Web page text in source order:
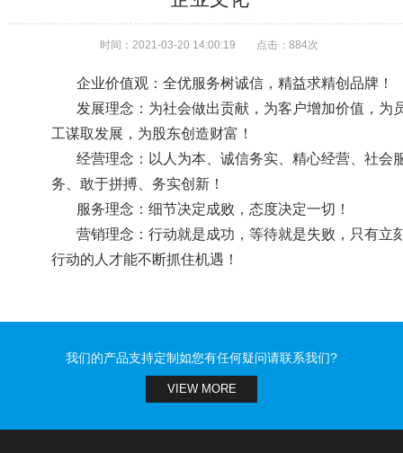
时间：2021-03-20 14:00:19 点击：884次
企业价值观：全优服务树诚信，精益求精创品牌！
发展理念：为社会做出贡献，为客户增加价值，为
工谋取发展，为股东创造财富！
经营理念：以人为本、诚信务实、精心经营、社会
务、敢于拼搏、务实创新！
服务理念：细节决定成败，态度决定一切！
营销理念：行动就是成功，等待就是失败，只有立
行动的人才能不断抓住机遇！
我们的产品支持定制如您有任何疑问请联系我们?
VIEW MORE